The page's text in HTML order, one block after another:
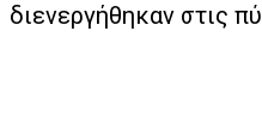
διενεργήθηκαν στις